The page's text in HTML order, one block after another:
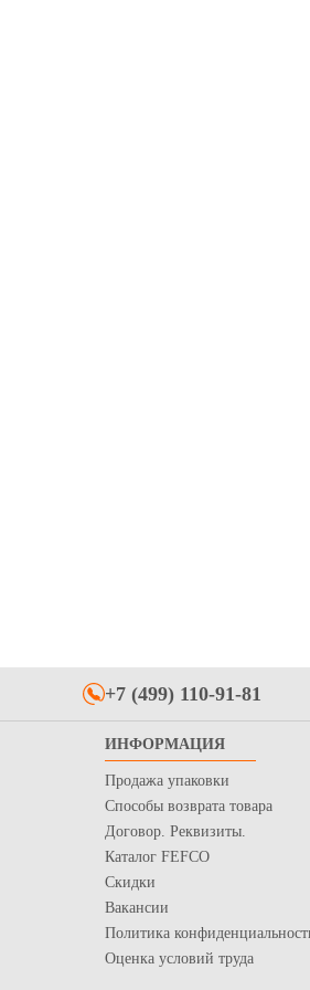
+7 (499) 110-91-81
ИНФОРМАЦИЯ
Продажа упаковки
Способы возврата товара
Договор. Реквизиты.
Каталог FEFCO
Скидки
Вакансии
Политика
Оценка условий труда